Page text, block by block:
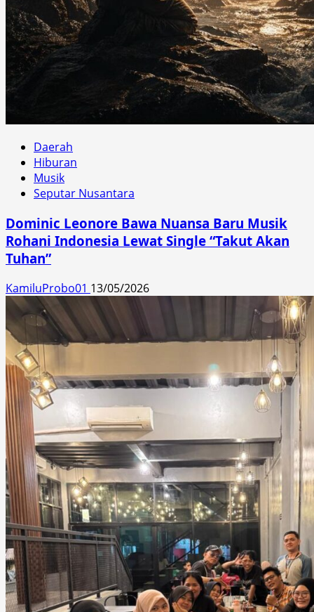
Daerah
Hiburan
Musik
Seputar Nusantara
Dominic Leonore Bawa Nuansa Baru Musik
Rohani Indonesia Lewat Single “Takut Akan
Tuhan”
KamiluProbo01 13/05/2026